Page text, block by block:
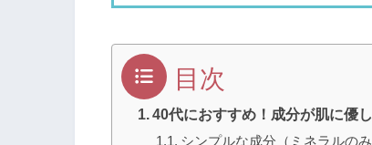
目次
40代におすすめ！成分が肌に優
シンプルな成分（ミネラルの